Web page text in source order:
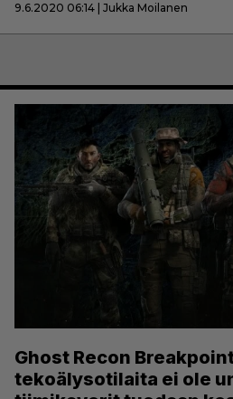
9.6.2020 06:14 | Jukka Moilanen
Ghost Recon
tekoälysotilaita ei ole